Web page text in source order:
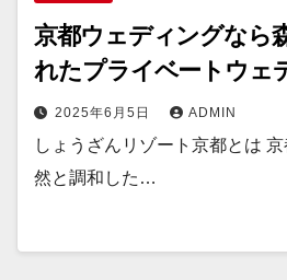
京都ウェディングなら
れたプライベートウェ
2025年6月5日 ADMIN
しょうざんリゾート京都とは
然と調和した…